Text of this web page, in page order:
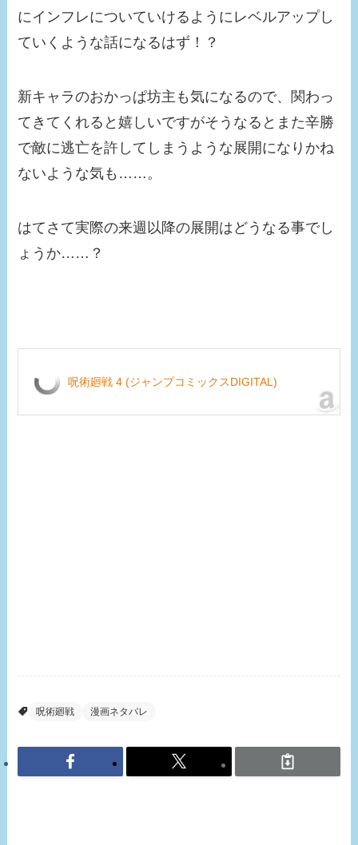
にインフレについていけるようにレベルアップし
ていくような話になるはず！？
新キャラのおかっぱ坊主も気になるので、関わっ
てきてくれると嬉しいですがそうなるとまた辛勝
で敵に逃亡を許してしまうような展開になりかね
ないような気も……。
はてさて実際の来週以降の展開はどうなる事でし
ょうか……？
呪術廻戦 4 (ジャンプコミックスDIGITAL)
呪術廻戦 漫画ネタバレ